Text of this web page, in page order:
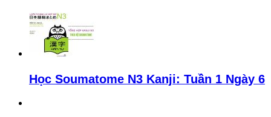
Học Soumatome N3 Kanji: Tuần 1 Ngày 6